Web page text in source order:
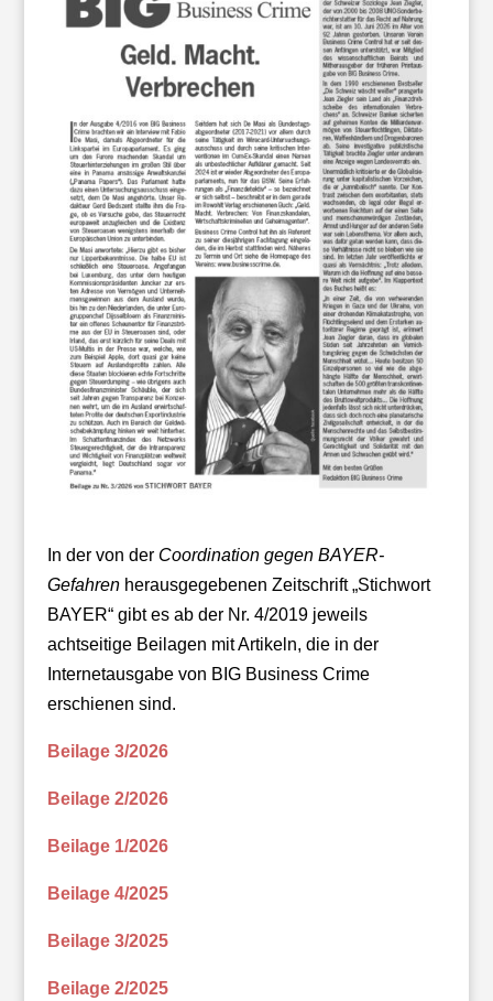
In der von der Coordination gegen BAYER-
Gefahrenherausgegebenen Zeitschrift „Stichwort
BAYER“ gibt es ab der Nr. 4/2019 jeweils
achtseitige Beilagen mit Artikeln, die in der
Internetausgabe von BIG Business Crime
erschienen sind.
Beilage 3/2026
Beilage 2/2026
Beilage 1/2026
Beilage 4/2025
Beilage 3/2025
Beilage 2/2025